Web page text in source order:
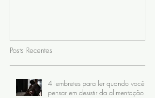
Posts Recentes
4 lembretes para ler quando você
pensar em desistir da alimentação